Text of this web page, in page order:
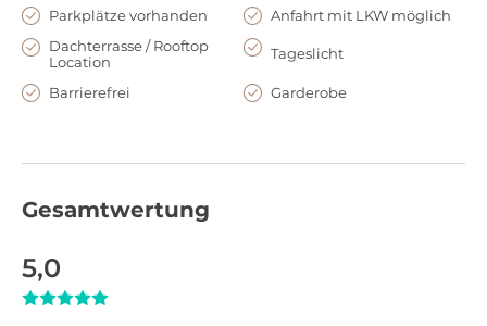
Parkplätze vorhanden
Anfahrt mit LKW möglich
Dachterrasse / Rooftop
Location
Tageslicht
Barrierefrei Garderobe
Gesamtwertung
5,0